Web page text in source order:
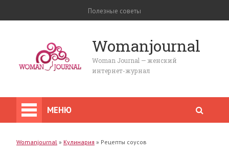
Полезные советы
Womanjournal
Woman Journal — женский
интернет-журнал
МЕНЮ
Womanjournal » Кулинария » Рецепты соусов